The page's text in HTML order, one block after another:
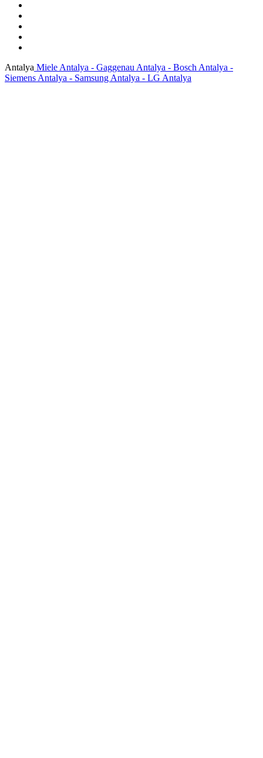
Antalya Miele Antalya - Gaggenau Antalya - Bosch Antalya -
Siemens Antalya - Samsung Antalya - LG Antalya